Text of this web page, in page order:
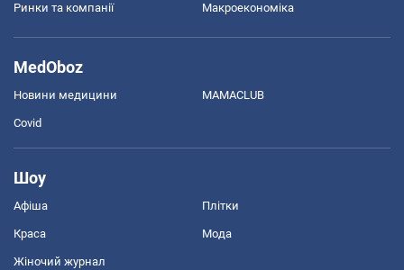
Ринки та компанії Макроекономіка
MedOboz
Новини медицини MAMACLUB
Covid
Шоу
Афіша Плітки
Краса Мода
Жіночий журнал